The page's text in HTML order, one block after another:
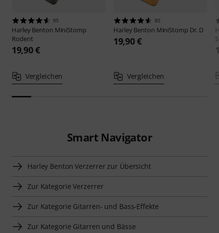
95
Harley Benton MiniStomp
Rodent
19,90 €
Vergleichen
85
Harley Benton MiniStomp Dr. D
19,90 €
Vergleichen
Smart Navigator
Harley Benton Verzerrer zur Übersicht
Zur Kategorie Verzerrer
Zur Kategorie Gitarren- und Bass-Effekte
Zur Kategorie Gitarren und Bässe